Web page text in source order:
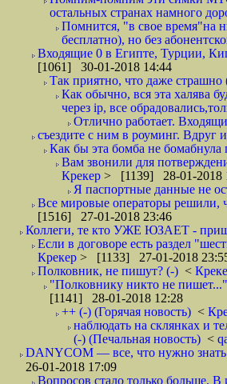
остальных странах намного
Помнится, "в свое время"на
бесплатно), но без
Входящие 0 в Египте, Турции,
[1061] 30-01-2018 14:44
Так приятно, что даже страшно
Как обычно, вся эта халява
через ip, все
Отлично работает.
съездите с ним в роуминг. Вдруг
Как бы эта бомба не
Вам звонили для
Крекер > [1139] 28-01-2018
Я паспортные данные не
Все мировые операторы решили,
[1516] 27-01-2018 23:46
Коллеги, те кто УЖЕ ЮЗАЕТ -
Если в договоре есть раздел
Крекер > [1133] 27-01-2018
Полковник, не пишут? (-) <
"Полковнику никто не
[1141] 28-01-2018 12:28
++ (-) (Горячая новость) <
наблюдать на склянках и
(-) (Печальная новость) <
DANYCOM — все, что нужно
26-01-2018 17:09
Вопросов стало только больше.